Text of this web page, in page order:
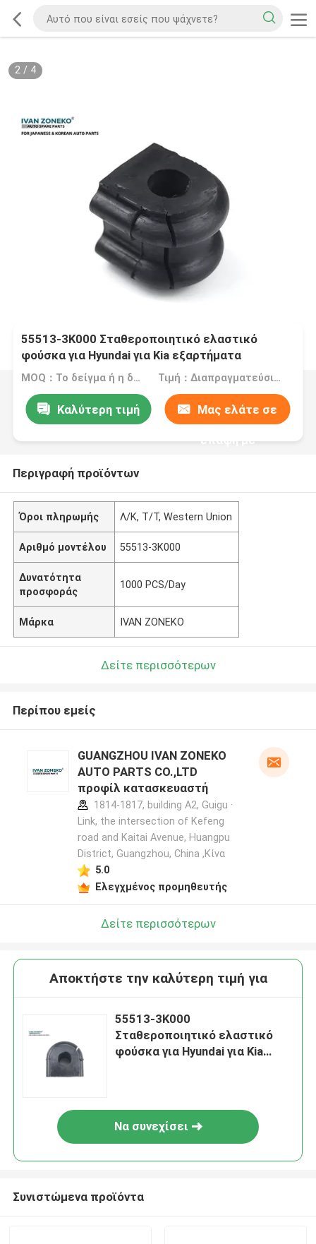
2/ 4
55513-3K000 Σταθεροποιητικό ελαστικό
φούσκα για Hyundai για Kia εξαρτήματα
ανάρτησης
MOQ：Το δείγμα ή η δοκιμαστική διαταγή γίνεται αποδεκτή Τιμή：Διαπραγματεύσιμος
Καλύτερη τιμή Μας ελάτε σε
επαφή με
Περιγραφή προϊόντων
Όροι πληρωμής Λ/Κ, Τ/Τ, Western Union
Αριθμό μοντέλου 55513-3K000
Δυνατότητα
προσφοράς
1000 PCS/Day
Μάρκα IVAN ZONEKO
Δείτε περισσότερων
Περίπου εμείς
GUANGZHOU IVAN ZONEKO
AUTO PARTS CO.,LTD
προφίλ κατασκευαστή
1814-1817, building A2, Guigu ·
Link, the intersection of Kefeng
road and Kaitai Avenue, Huangpu
District, Guangzhou, China ,Κίνα
5.0
Ελεγχμένος προμηθευτής
Δείτε περισσότερων
Αποκτήστε την καλύτερη τιμή για
55513-3K000
Σταθεροποιητικό ελαστικό
φούσκα για Hyundai για Kia
Να συνεχίσει
Συνιστώμενα προϊόντα